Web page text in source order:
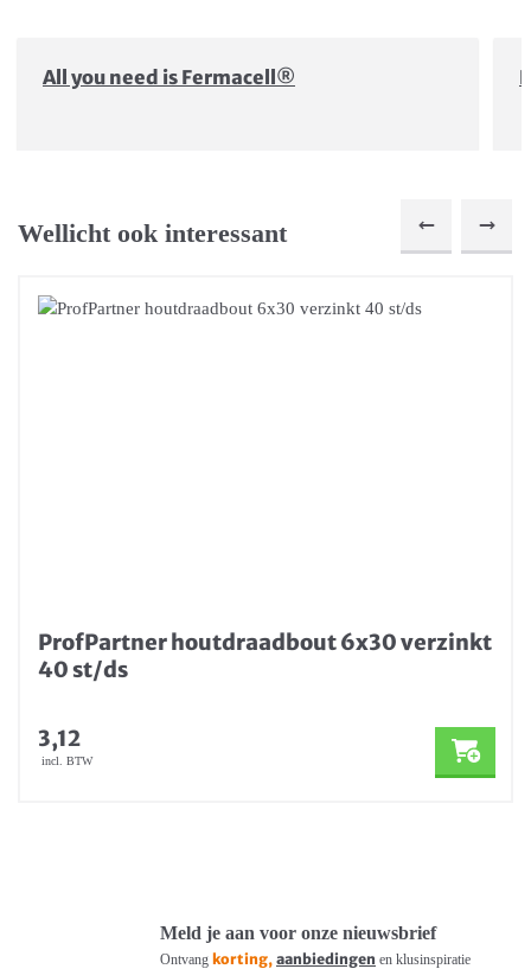
All you need is Fermacell®
Wellicht ook interessant
ProfPartner houtdraadbout 6x30 verzinkt
40 st/ds
3,12
incl. BTW
Meld je aan voor onze nieuwsbrief
Ontvang korting, aanbiedingen en klusinspiratie